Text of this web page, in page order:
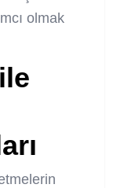
olmak
ile